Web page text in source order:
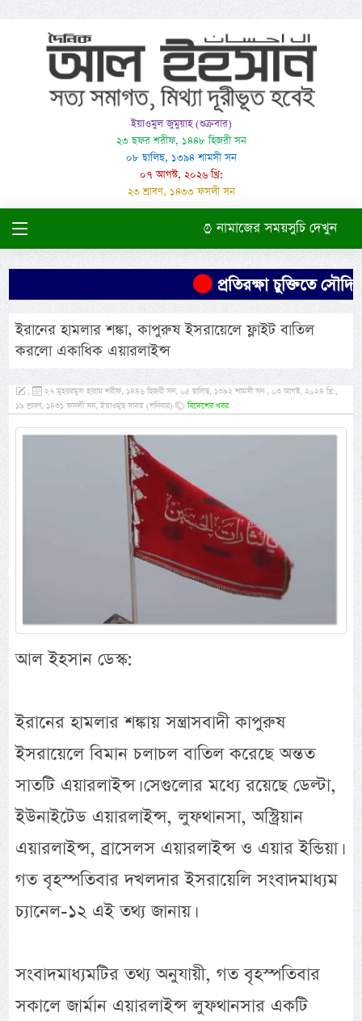
ইয়াওমুল জুমুয়াহ (শুক্রবার)
২৩ ছফর শরীফ, ১৪৪৮ হিজরী সন
০৮ ছালিছ, ১৩৯৪ শামসী সন
০৭ আগস্ট, ২০২৬ খ্রি:
২৩ শ্রাবণ, ১৪৩৩ ফসলী সন
নামাজের সময়সুচি দেখুন
প্রতিরক্ষা চুক্তিতে সৌদির
ইরানের হামলার শঙ্কা, কাপুরুষ ইসরায়েলে ফ্লাইট বাতিল
করলো একাধিক এয়ারলাইন্স
,
২৭ মুহররমুল হারাম শরীফ, ১৪৪৬ হিজরী সন, ০৫ ছালিছ, ১৩৯২ শামসী সন , ০৩ আগষ্ট, ২০২৪ খ্রি:,
১৯ শ্রাবণ, ১৪৩১ ফসলী সন, ইয়াওমুছ সাবত (শনিবার)
বিদেশের খবর
আল ইহসান ডেস্ক:
ইরানের হামলার শঙ্কায় সন্ত্রাসবাদী কাপুরুষ
ইসরায়েলে বিমান চলাচল বাতিল করেছে অন্তত
সাতটি এয়ারলাইন্স। সেগুলোর মধ্যে রয়েছে ডেল্টা,
ইউনাইটেড এয়ারলাইন্স, লুফথানসা, অস্ট্রিয়ান
এয়ারলাইন্স, ব্রাসেলস এয়ারলাইন্স ও এয়ার ইন্ডিয়া।
গত বৃহস্পতিবার দখলদার ইসরায়েলি সংবাদমাধ্যম
চ্যানেল-১২ এই তথ্য জানায়।
সংবাদমাধ্যমটির তথ্য অনুযায়ী, গত বৃহস্পতিবার
সকালে জার্মান এয়ারলাইন্স লুফথানসার একটি